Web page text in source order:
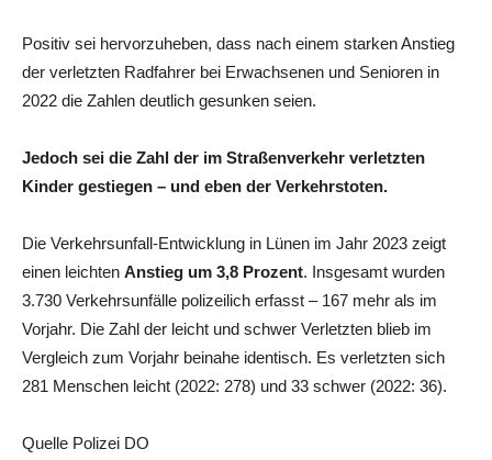
Positiv sei hervorzuheben, dass nach einem starken Anstieg
der verletzten Radfahrer bei Erwachsenen und Senioren in
2022 die Zahlen deutlich gesunken seien.
Jedoch sei die Zahl der im Straßenverkehr verletzten
Kinder gestiegen – und eben der Verkehrstoten.
Die Verkehrsunfall-Entwicklung in Lünen im Jahr 2023 zeigt
einen leichten Anstieg um 3,8 Prozent. Insgesamt wurden
3.730 Verkehrsunfälle polizeilich erfasst – 167 mehr als im
Vorjahr. Die Zahl der leicht und schwer Verletzten blieb im
Vergleich zum Vorjahr beinahe identisch. Es verletzten sich
281 Menschen leicht (2022: 278) und 33 schwer (2022: 36).
Quelle Polizei DO